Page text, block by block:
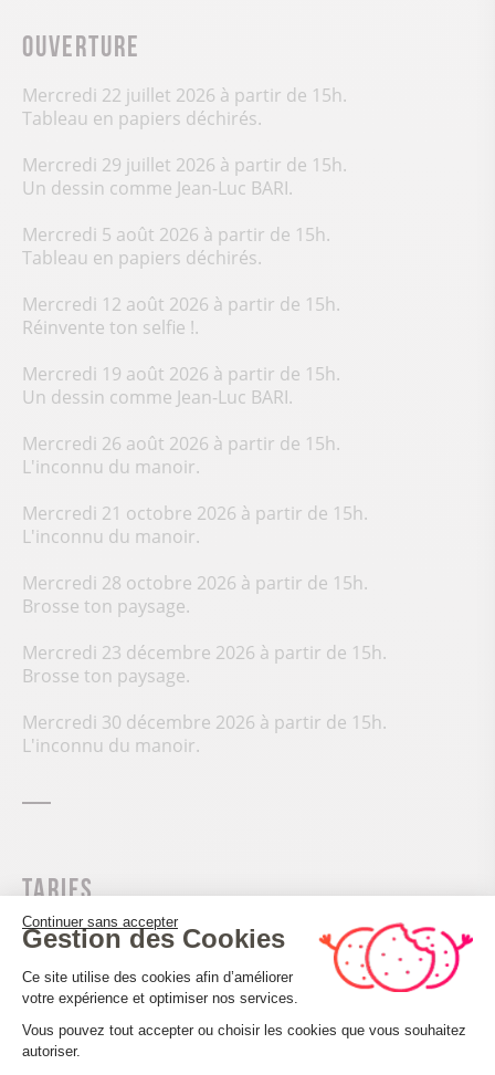
Ouverture
Mercredi 22 juillet 2026 à partir de 15h.
Tableau en papiers déchirés.
Mercredi 29 juillet 2026 à partir de 15h.
Un dessin comme Jean-Luc BARI.
Mercredi 5 août 2026 à partir de 15h.
Tableau en papiers déchirés.
Mercredi 12 août 2026 à partir de 15h.
Réinvente ton selfie !.
Mercredi 19 août 2026 à partir de 15h.
Un dessin comme Jean-Luc BARI.
Mercredi 26 août 2026 à partir de 15h.
L'inconnu du manoir.
Mercredi 21 octobre 2026 à partir de 15h.
L'inconnu du manoir.
Mercredi 28 octobre 2026 à partir de 15h.
Brosse ton paysage.
Mercredi 23 décembre 2026 à partir de 15h.
Brosse ton paysage.
Mercredi 30 décembre 2026 à partir de 15h.
L'inconnu du manoir.
Tarifs
Plein tarif : 8,50 €, Tarif réduit : 7,50 €.
Continuer sans accepter
Gestion des Cookies
Plateforme de Gestion du
Ce site utilise des cookies afin d’améliorer
votre expérience et optimiser nos services.
Vous pouvez tout accepter ou choisir les cookies que vous souhaitez
autoriser.